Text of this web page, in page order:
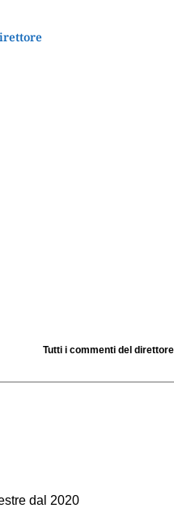
Tutti i commenti del direttore
dal 2020